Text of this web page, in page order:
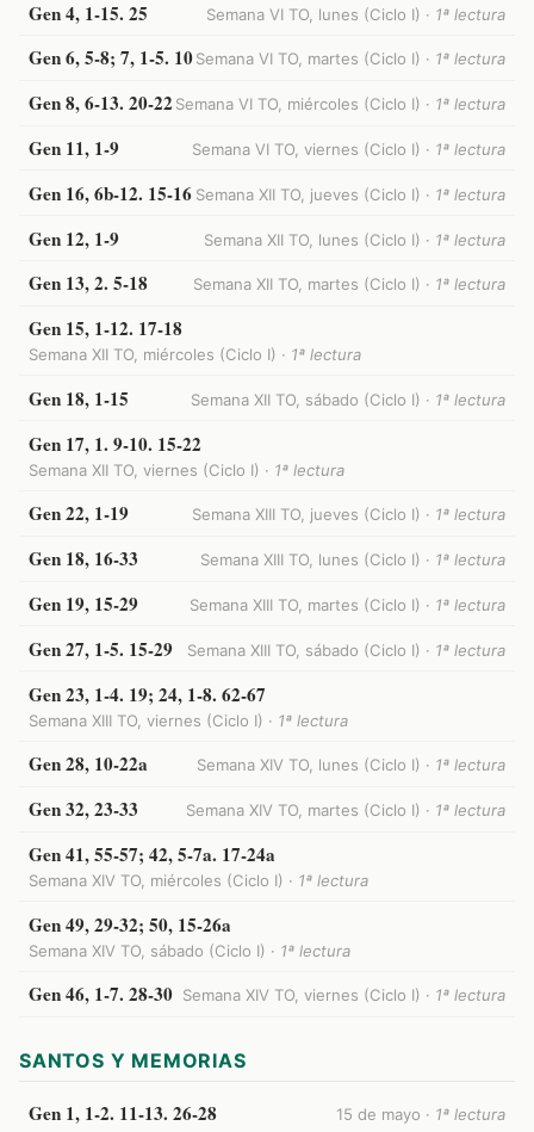
Gen 4, 1-15. 25 Semana VI TO, lunes (Ciclo I) · 1ª lectura
Gen 6, 5-8; 7, 1-5. 10Semana VI TO, martes (Ciclo I) · 1ª lectura
Gen 8, 6-13. 20-22 Semana VI TO, miércoles (Ciclo I) · 1ª lectura
Gen 11, 1-9 Semana VI TO, viernes (Ciclo I) · 1ª lectura
Gen 16, 6b-12. 15-16 Semana XII TO, jueves (Ciclo I) · 1ª lectura
Gen 12, 1-9 Semana XII TO, lunes (Ciclo I) · 1ª lectura
Gen 13, 2. 5-18 Semana XII TO, martes (Ciclo I) · 1ª lectura
Gen 15, 1-12. 17-18
Semana XII TO, miércoles (Ciclo I) · 1ª lectura
Gen 18, 1-15 Semana XII TO, sábado (Ciclo I) · 1ª lectura
Gen 17, 1. 9-10. 15-22
Semana XII TO, viernes (Ciclo I) · 1ª lectura
Gen 22, 1-19 Semana XIII TO, jueves (Ciclo I) · 1ª lectura
Gen 18, 16-33 Semana XIII TO, lunes (Ciclo I) · 1ª lectura
Gen 19, 15-29 Semana XIII TO, martes (Ciclo I) · 1ª lectura
Gen 27, 1-5. 15-29 Semana XIII TO, sábado (Ciclo I) · 1ª lectura
Gen 23, 1-4. 19; 24, 1-8. 62-67
Semana XIII TO, viernes (Ciclo I) · 1ª lectura
Gen 28, 10-22a Semana XIV TO, lunes (Ciclo I) · 1ª lectura
Gen 32, 23-33 Semana XIV TO, martes (Ciclo I) · 1ª lectura
Gen 41, 55-57; 42, 5-7a. 17-24a
Semana XIV TO, miércoles (Ciclo I) · 1ª lectura
Gen 49, 29-32; 50, 15-26a
Semana XIV TO, sábado (Ciclo I) · 1ª lectura
Gen 46, 1-7. 28-30 Semana XIV TO, viernes (Ciclo I) · 1ª lectura
SANTOS Y MEMORIAS
Gen 1, 1-2. 11-13. 26-28 15 de mayo · 1ª lectura